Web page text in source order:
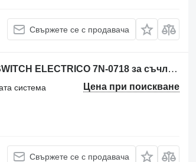
Свържете се с продавача
Друга резервна част на електрическата система SWITCH ELECTRICO 7N-0718 за съчленен самосвал Caterpillar 740
Цена при поискване
система
Свържете се с продавача